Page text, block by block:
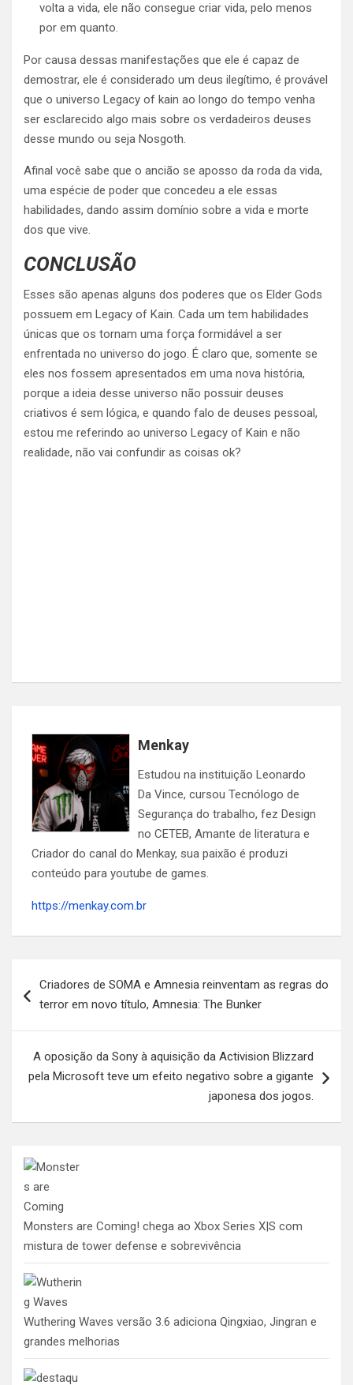
volta a vida, ele não consegue criar vida, pelo menos
por em quanto.
Por causa dessas manifestações que ele é capaz de
demostrar, ele é considerado um deus ilegítimo, é provável
que o universo Legacy of kain ao longo do tempo venha
ser esclarecido algo mais sobre os verdadeiros deuses
desse mundo ou seja Nosgoth.
Afinal você sabe que o ancião se aposso da roda da vida,
uma espécie de poder que concedeu a ele essas
habilidades, dando assim domínio sobre a vida e morte
dos que vive.
CONCLUSÃO
Esses são apenas alguns dos poderes que os Elder Gods
possuem em Legacy of Kain. Cada um tem habilidades
únicas que os tornam uma força formidável a ser
enfrentada no universo do jogo. É claro que, somente se
eles nos fossem apresentados em uma nova história,
porque a ideia desse universo não possuir deuses
criativos é sem lógica, e quando falo de deuses pessoal,
estou me referindo ao universo Legacy of Kain e não
realidade, não vai confundir as coisas ok?
Menkay
Estudou na instituição Leonardo
Da Vince, cursou Tecnólogo de
Segurança do trabalho, fez Design
no CETEB, Amante de literatura e
Criador do canal do Menkay, sua paixão é produzi
conteúdo para youtube de games.
https://menkay.com.br
de
Criadores de SOMA e Amnesia reinventam as regras do
terror em novo título, Amnesia: The Bunker
A oposição da Sony à aquisição da Activision Blizzard
pela Microsoft teve um efeito negativo sobre a gigante
japonesa dos jogos.
Monsters are Coming! chega ao Xbox Series X|S com
mistura de tower defense e sobrevivência
Wuthering Waves versão 3.6 adiciona Qingxiao, Jingran e
grandes melhorias